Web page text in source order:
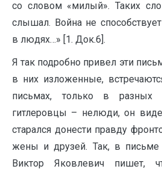
со словом «милый». Таких
слышал. Война не
в людях…» [1. Док.6].
Я так подробно привел эти
в них изложенные,
письмах, только в разных
гитлеровцы – нелюди, он
старался донести правду
жены и друзей. Так, в письме
Виктор Яковлевич пишет,